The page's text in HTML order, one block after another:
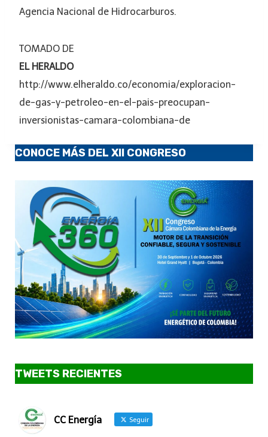
Agencia Nacional de Hidrocarburos.
TOMADO DE
EL HERALDO
http://www.elheraldo.co/economia/exploracion-
de-gas-y-petroleo-en-el-pais-preocupan-
inversionistas-camara-colombiana-de
CONOCE MÁS DEL XII CONGRESO
TWEETS RECIENTES
CC Energía Seguir